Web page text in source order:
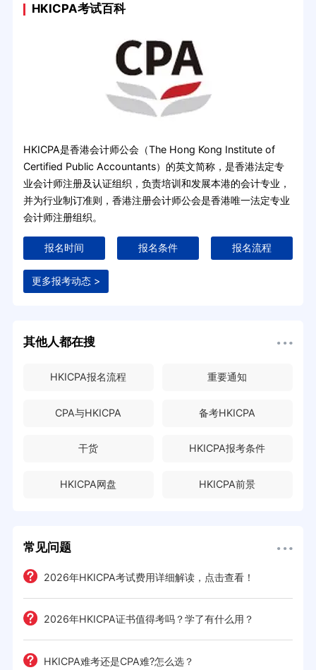
HKICPA考试百科
HKICPA是香港会计师公会（The Hong Kong Institute of
Certified Public Accountants）的英文简称，是香港法定专
业会计师注册及认证组织，负责培训和发展本港的会计专业，
并为行业制订准则，香港注册会计师公会是香港唯一法定专业
会计师注册组织。
报名时间 报名条件 报名流程
更多报考动态 >
其他人都在搜
HKICPA报名流程 重要通知
CPA与HKICPA 备考HKICPA
干货 HKICPA报考条件
HKICPA网盘 HKICPA前景
常见问题
2026年HKICPA考试费用详细解读，点击查看！
2026年HKICPA证书值得考吗？学了有什么用？
HKICPA难考还是CPA难?怎么选？